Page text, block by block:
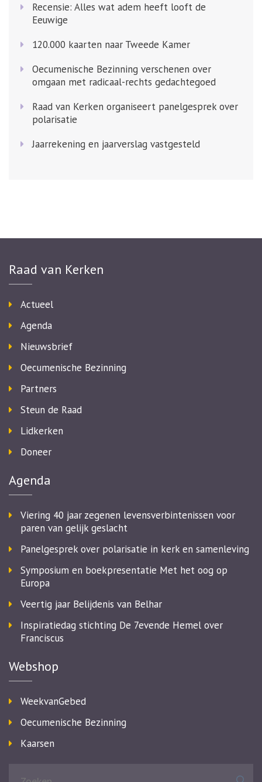
Recensie: Alles wat adem heeft looft de
Eeuwige
120.000 kaarten naar Tweede Kamer
Oecumenische Bezinning verschenen over
omgaan met radicaal-rechts gedachtegoed
Raad van Kerken organiseert panelgesprek over
polarisatie
Jaarrekening en jaarverslag vastgesteld
Raad van Kerken
Actueel
Agenda
Nieuwsbrief
Oecumenische Bezinning
Partners
Steun de Raad
Lidkerken
Doneer
Agenda
Viering 40 jaar zegenen levensverbintenissen voor
paren van gelijk geslacht
Panelgesprek over polarisatie in kerk en samenleving
Symposium en boekpresentatie Met het oog op
Europa
Veertig jaar Belijdenis van Belhar
Inspiratiedag stichting De 7evende Hemel over
Franciscus
Webshop
WeekvanGebed
Oecumenische Bezinning
Kaarsen